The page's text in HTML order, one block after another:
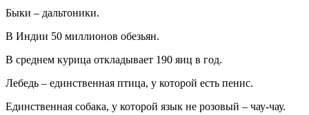
Быки – дальтоники.
В Индии 50 миллионов обезьян.
В среднем курица откладывает 190 яиц в год.
Лебедь – единственная птица, у которой есть пенис.
Единственная собака, у которой язык не розовый – чау-чау.